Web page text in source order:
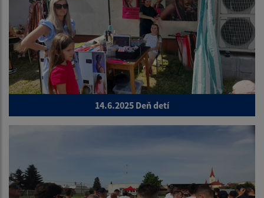
14.6.2025 Deň detí